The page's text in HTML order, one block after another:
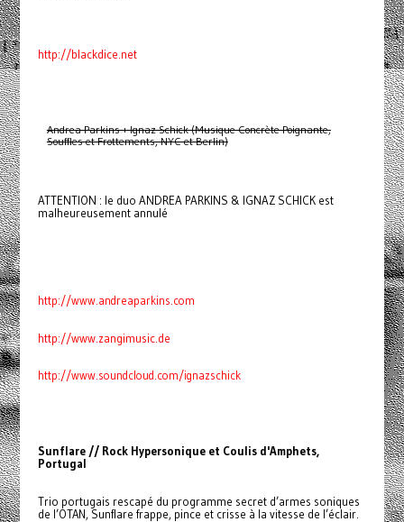
http://blackdice.net
Andrea Parkins + Ignaz Schick (Musique Concrète Poignante,
Souffles et Frottements, NYC et Berlin)
ATTENTION : le duo ANDREA PARKINS & IGNAZ SCHICK est
malheureusement annulé
http://www.andreaparkins.com
http://www.zangimusic.de
http://www.soundcloud.com/ignazschick
Sunflare // Rock Hypersonique et Coulis d'Amphets,
Portugal
Trio portugais rescapé du programme secret d’armes soniques
de l’OTAN, Sunflare frappe, pince et crisse à la vitesse de l’éclair.